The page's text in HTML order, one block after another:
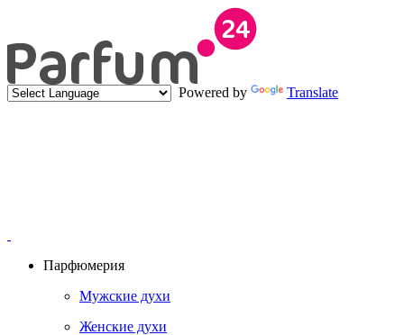
Powered by Translate
Парфюмерия
Мужские духи
Женские духи